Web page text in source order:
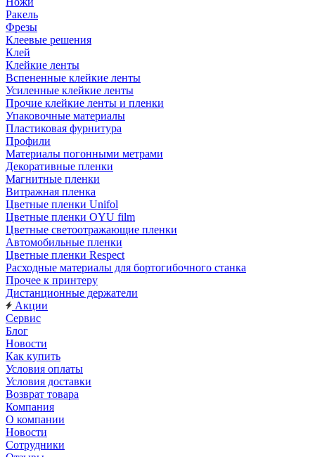
Ракель
Фрезы
Клеевые решения
Клей
Клейкие ленты
Вспененные клейкие ленты
Усиленные клейкие ленты
Прочие клейкие ленты и пленки
Упаковочные материалы
Пластиковая фурнитура
Профили
Материалы погонными метрами
Декоративные пленки
Магнитные пленки
Витражная пленка
Цветные пленки Unifol
Цветные пленки OYU film
Цветные светоотражающие пленки
Автомобильные пленки
Цветные пленки Respect
Расходные материалы для бортогибочного станка
Прочее к принтеру
Дистанционные держатели
Акции
Сервис
Блог
Новости
Как купить
Условия оплаты
Условия доставки
Возврат товара
Компания
О компании
Новости
Сотрудники